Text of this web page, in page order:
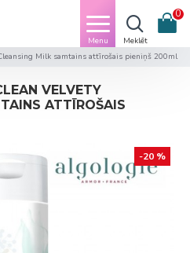
0
Milk samtains attīrošais pieniņš 200ml
VELVETY
ATTĪROŠAIS
-20 %